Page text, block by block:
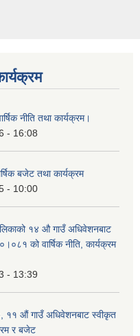
नीति तथा कार्यक्रम।
- 16:08
बजेट तथा कार्यक्रम
- 10:00
१४ औ गाउँ अधिवेशनबाट
को वार्षिक नीति, कार्यक्रम
- 13:39
औं गाउँ अधिवेशनबाट स्वीकृत
र बजेट